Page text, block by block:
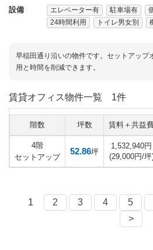
設備 エレベーター有 駐車場有
24時間利用
トイレ男女別
早稲田通り沿いの物件です。セットアップ
用と時間を削減できます。
賃貸オフィス物件一覧 1件
階数 坪数 賃料＋共益
4階
セットアップ
52.86坪
1,532,940円
(29,000円/坪
1 2 3 4 5
>